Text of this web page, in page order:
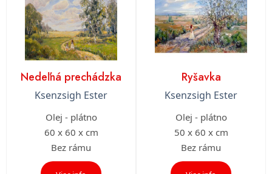
Nedeľná prechádzka
Ksenzsigh Ester
Olej - plátno
60 x 60 x cm
Bez rámu
Ryšavka
Ksenzsigh Ester
Olej - plátno
50 x 60 x cm
Bez rámu